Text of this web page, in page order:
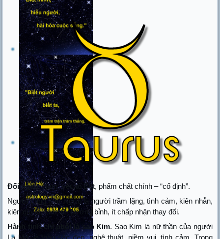
Đối ngẫu: Nam, yếu tố Đất, phẩm chất chính – “cố định”.
Người cung Kim Ngưu là người trầm lặng, tình cảm, kiên nhẫn,
kiên quyết, thực tế, bướng bỉnh, ít chấp nhận thay đổi.
Hành tinh chi phối là sao Kim. Sao Kim là nữ thần của người
La Mã, là thần sắc đẹp, nghệ thuật, niềm vui, tình cảm. Trong